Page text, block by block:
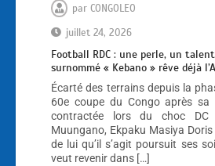
par CONGOLEO
juillet 24, 2026
Football RDC : une perle, un
surnommé « Kebano » rêve déjà
Écarté des terrains depuis la
60e coupe du Congo après sa
contractée lors du choc DC
Muungano, Ekpaku Masiya Doris
de lui qu’il s’agit poursuit ses
veut revenir dans […]